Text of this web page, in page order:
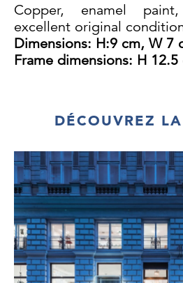
Copper, enamel
excellent original
Dimensions: H:9 cm, W 7
Frame dimensions: H
DÉCOUVREZ